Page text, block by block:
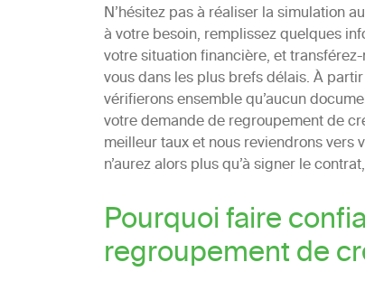
N’hésitez pas à réaliser la simulation
à votre besoin, remplissez quelques
votre situation financière, et
vous dans les plus brefs délais. À
vérifierons ensemble qu’aucun
votre demande de regroupement de
meilleur taux et nous reviendrons vers
n’aurez alors plus qu’à signer le
Pourquoi faire
regroupement de